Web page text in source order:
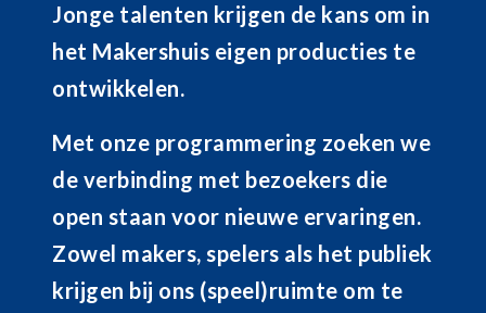
Jonge talenten krijgen de kans om in
het Makershuis eigen producties te
ontwikkelen.
Met onze programmering zoeken we
de verbinding met bezoekers die
open staan voor nieuwe ervaringen.
Zowel makers, spelers als het publiek
krijgen bij ons (speel)ruimte om te